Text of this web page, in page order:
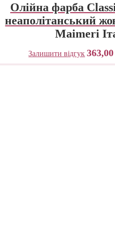
Олійна фарба
неаполітанський
Maimeri
Залишити відгук